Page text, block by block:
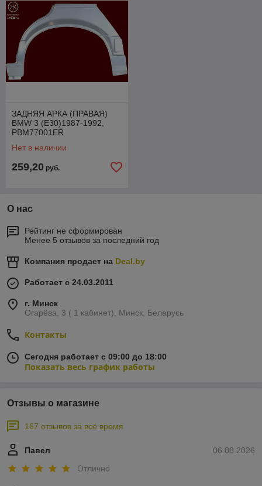
ЗАДНЯЯ АРКА (ПРАВАЯ)
BMW 3 (E30)1987-1992,
PBM77001ER
Нет в наличии
259,20 руб.
О нас
Рейтинг не сформирован
Менее 5 отзывов за последний год
Компания продает на Deal.by
Работает с 24.03.2011
г. Минск
Огарёва, 3 ( 1 кабинет), Минск, Беларусь
Контакты
Сегодня работает с 09:00 до 18:00
Показать весь график работы
Отзывы о магазине
167 отзывов за всё время
06.08.2026
Павел
Отлично